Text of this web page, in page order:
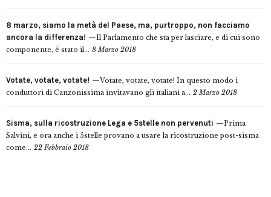
8 marzo, siamo la metà del Paese, ma, purtroppo, non facciamo
ancora la differenza!
Il Parlamento che sta per lasciare, e di cui sono
componente, è stato il... 8 Marzo 2018
Votate, votate, votate!
Votate, votate, votate! In questo modo i
conduttori di Canzonissima invitavano gli italiani a... 2 Marzo 2018
Sisma, sulla ricostruzione Lega e 5stelle non pervenuti
Prima
Salvini, e ora anche i 5stelle provano a usare la ricostruzione post-sisma
come... 22 Febbraio 2018